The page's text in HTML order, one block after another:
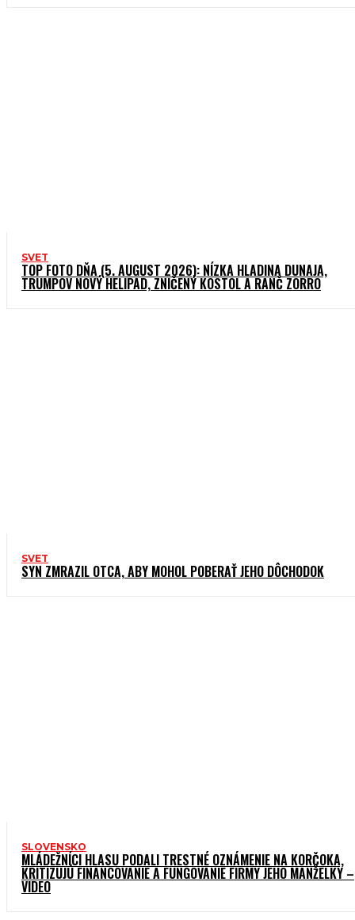
SVET
TOP FOTO DŇA (5. AUGUST 2026): NÍZKA HLADINA DUNAJA,
TRUMPOV NOVÝ HELIPAD, ZNIČENÝ KOSTOL A RANČ ZORRO
SVET
SYN ZMRAZIL OTCA, ABY MOHOL POBERAŤ JEHO DÔCHODOK
SLOVENSKO
MLÁDEŽNÍCI HLASU PODALI TRESTNÉ OZNÁMENIE NA KORČOKA,
KRITIZUJÚ FINANCOVANIE A FUNGOVANIE FIRMY JEHO MANŽELKY –
VIDEO